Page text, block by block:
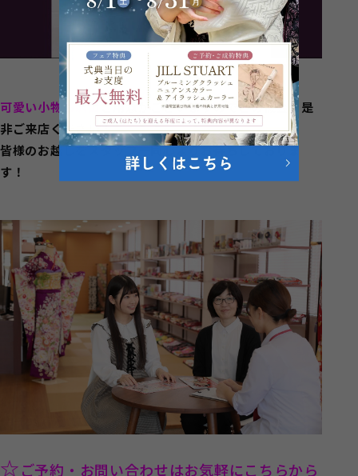
可愛い小物も沢山ご用意がございますのでこの機会に是
非ご来店ください！
皆様のお越しをスタッフ一同心よりお待ちしておりま
す！
☆ご予約・お問い合わせはお気軽にこちらから